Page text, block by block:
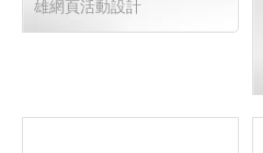
名網站程式設計